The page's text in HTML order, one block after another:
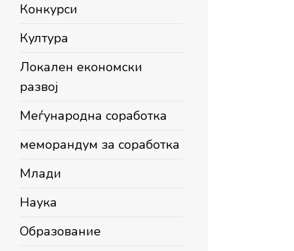
Конкурси
Култура
Локален економски
развој
Меѓународна соработка
меморандум за соработка
Млади
Наука
Образование